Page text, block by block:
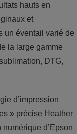
hauts en
et
un éventail varié de
la large gamme
DTG,
d’impression
» précise Heather
d’Epson